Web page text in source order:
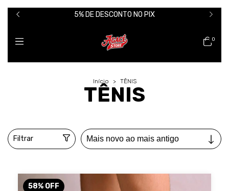
5% DE DESCONTO NO PIX
0
Início > TÊNIS
TÊNIS
Filtrar
58% OFF